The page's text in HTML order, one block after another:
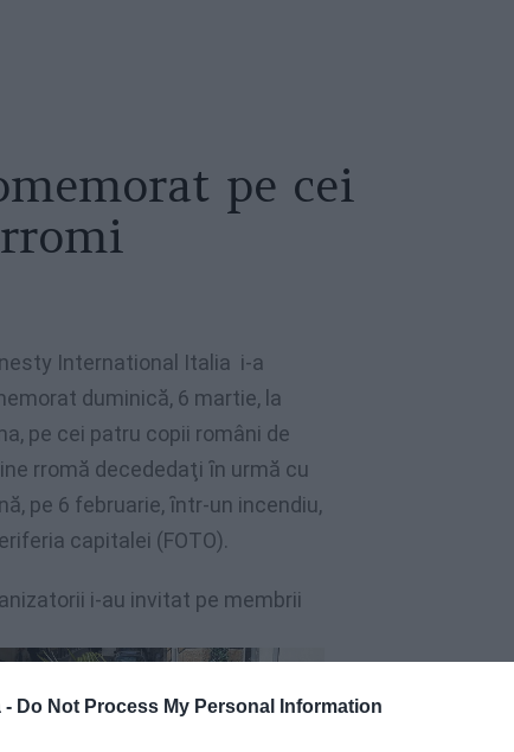
- Do Not Process My Personal Information
pe cei
International Italia i-a
duminică, 6 martie, l a
pe cei patru copii români de
rromă decededaţi ȋn urmă cu
pe 6 februarie, ȋntr-un incendiu,
capitalei (FOTO).
i-au invitat pe membrii